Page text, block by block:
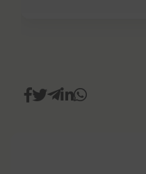
می‌کند.
بدتر می‌شود.
بروز می‌کند.